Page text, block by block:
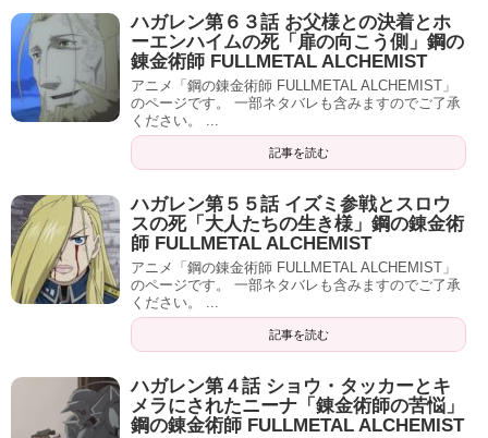
ハガレン第６３話 お父様との決着とホ
ーエンハイムの死「扉の向こう側」鋼の
錬金術師 FULLMETAL ALCHEMIST
アニメ「鋼の錬金術師 FULLMETAL ALCHEMIST」
のページです。 一部ネタバレも含みますのでご了承
ください。 ...
記事を読む
ハガレン第５５話 イズミ参戦とスロウ
スの死「大人たちの生き様」鋼の錬金術
師 FULLMETAL ALCHEMIST
アニメ「鋼の錬金術師 FULLMETAL ALCHEMIST」
のページです。 一部ネタバレも含みますのでご了承
ください。 ...
記事を読む
ハガレン第４話 ショウ・タッカーとキ
メラにされたニーナ「錬金術師の苦悩」
鋼の錬金術師 FULLMETAL ALCHEMIST